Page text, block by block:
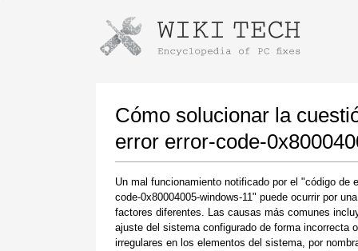
Cómo solucionar la
error error-code-
Un mal funcionamiento notificado por el "código de
code-0x80004005-windows-11" puede ocurrir por
factores diferentes. Las causas más comunes
ajuste del sistema configurado de forma incorrecta
irregulares en los elementos del sistema, por
Instrucciones para descargar con